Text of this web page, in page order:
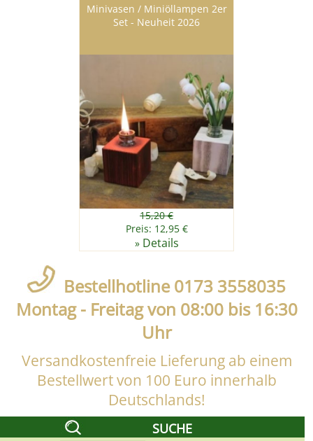
Minivasen / Miniöllampen 2er
Set - Neuheit 2026
15,20 €
Preis: 12,95 €
» Details
Bestellhotline 0173 3558035
Montag - Freitag von 08:00 bis 16:30
Uhr
Versandkostenfreie Lieferung ab einem
Bestellwert von 100 Euro innerhalb
Deutschlands!
SUCHE